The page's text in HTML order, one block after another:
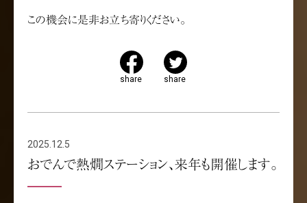
この機会に是非お立ち寄りください。
share share
2025.12.5
おでんで熱燗ステーション、来年も開催します。